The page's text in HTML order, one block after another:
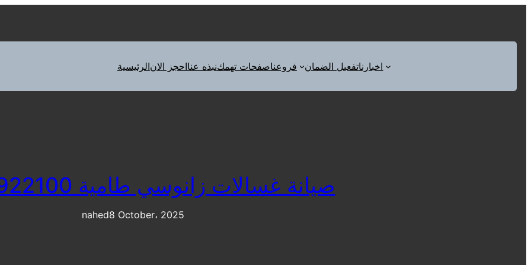
الرئيسيةاحجز الاننبذه عناصفحات تهمكفروعنا تفعيل الضماناخبارنا
صيانة غسالات زانوسي طامية 01096922100
nahed8 October، 2025